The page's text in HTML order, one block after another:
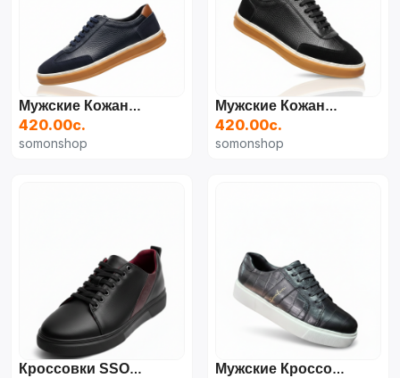
Мужские Кожаные Кеды Премиум-Класса (Турция)
420.00с.
somonshop
Мужские Кожаные Кеды Smart Casual (Турция)
420.00с.
somonshop
Кроссовки SSOMON Из Искусственной Кожи Мужские Кроссовки SANTONI (чёрные)